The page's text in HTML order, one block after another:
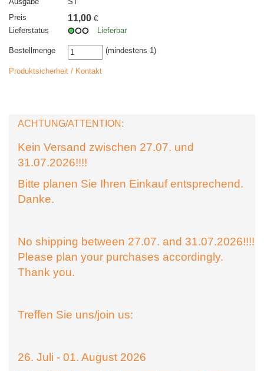
Preis
11,00 €
Lieferstatus
Lieferbar
Bestellmenge (mindestens 1)
Produktsicherheit / Kontakt
ACHTUNG/ATTENTION:
Kein Versand zwischen 27.07. und
31.07.2026!!!!
Bitte planen Sie Ihren Einkauf entsprechend.
Danke.
No shipping between 27.07. and 31.07.2026!!!!
Please plan your purchases accordingly.
Thank you.
Treffen Sie uns/join us:
26. Juli - 01. August 2026